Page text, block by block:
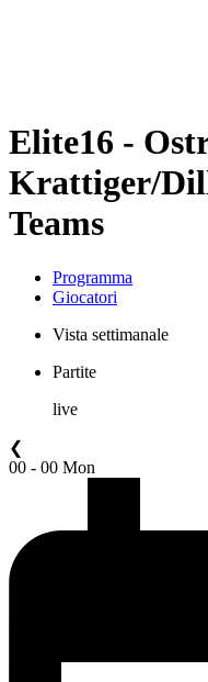
Elite16 -
Krattiger/
Teams
Programma
Giocatori
Vista settimanale
Partite
live
❮
00 - 00 Mon